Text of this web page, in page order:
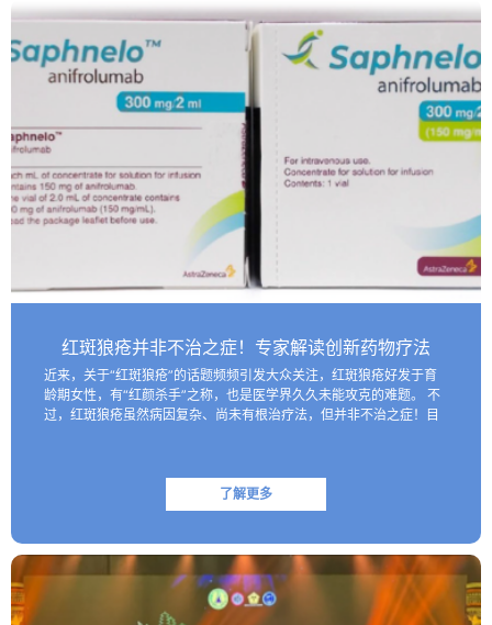
红斑狼疮并非不治之症！专家解读创新药物疗法
近来，关于“红斑狼疮”的话题频频引发大众关注，红斑狼疮好发于育
龄期女性，有“红颜杀手”之称，也是医学界久久未能攻克的难题。 不
过，红斑狼疮虽然病因复杂、尚未有根治疗法，但并非不治之症！目
了解更多